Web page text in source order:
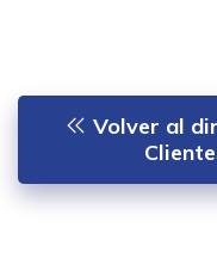
Volver al